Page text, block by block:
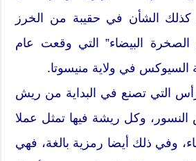
كذلك الشأن في حقيبة من الخرز
البيضاء” التي وقعت عام
التي تصنع في البداية من ريش
وكل ريشة فيها تمثل عملا
وفي ذلك أيضا رمزية بالغة، فهي